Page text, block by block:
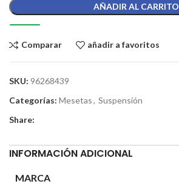
AÑADIR AL CARRITO
Comparar añadir a favoritos
SKU: 96268439
Categorías: Mesetas, Suspensión
Share:
INFORMACIÓN ADICIONAL
MARCA